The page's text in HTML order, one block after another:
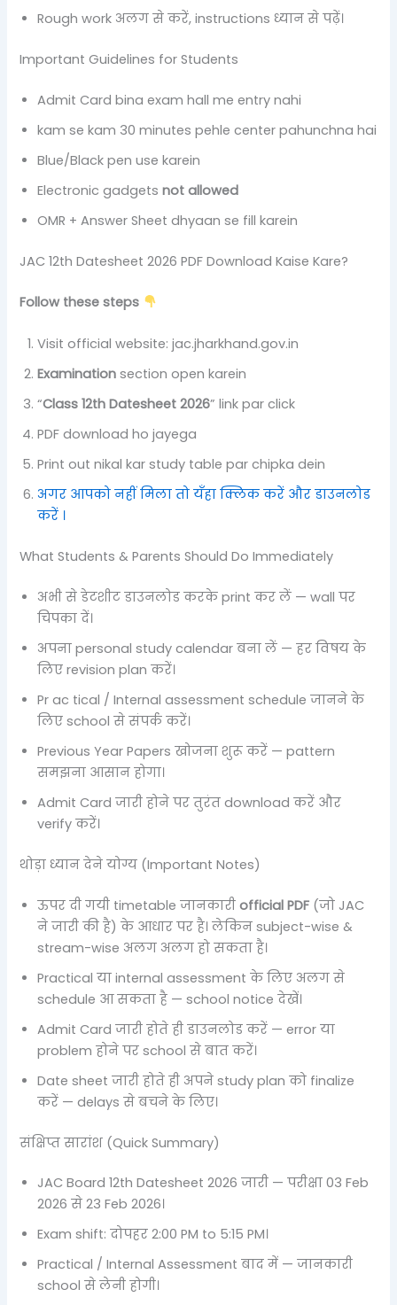
Rough work अलग से करें, instructions ध्यान से पढ़ें।
Important Guidelines for Students
Admit Card bina exam hall me entry nahi
kam se kam 30 minutes pehle center pahunchna hai
Blue/Black pen use karein
Electronic gadgetsnot allowed
OMR + Answer Sheet dhyaan se fill karein
JAC 12th Datesheet 2026 PDF Download Kaise Kare?
Follow these steps
Visit official website: jac.jharkhand.gov.in
Examination section open karein
“Class 12th Datesheet 2026” link par click
PDF download ho jayega
Print out nikal kar study table par chipka dein
अगर आपको नहीं मिला तो यँहा क्लिक करें और डाउनलोड
करें ।
What Students & Parents Should Do Immediately
अभी से डेटशीट डाउनलोड करके print कर लें — wall पर
चिपका दें।
अपना personal study calendar बना लें — हर विषय के
लिए revision plan करें।
Pr ac tical / Internal assessment schedule जानने के
लिए school से संपर्क करें।
Previous Year Papers खोजना शुरू करें — pattern
समझना आसान होगा।
Admit Card जारी होने पर तुरंत download करें और
verify करें।
थोड़ा ध्यान देने योग्य (Important Notes)
ऊपर दी गयी timetable जानकारीofficial PDF (जो JAC
ने जारी की है) के आधार पर है। लेकिन subject-wise &
stream-wise अलग अलग हो सकता है।
Practical या internal assessment के लिए अलग से
schedule आ सकता है — school notice देखें।
Admit Card जारी होते ही डाउनलोड करें — error या
problem होने पर school से बात करें।
Date sheet जारी होते ही अपने study plan को finalize
करें — delays से बचने के लिए।
संक्षिप्त सारांश (Quick Summary)
JAC Board 12th Datesheet 2026 जारी — परीक्षा 03 Feb
2026 से 23 Feb 2026।
Exam shift: दोपहर 2:00 PM to 5:15 PM।
Practical / Internal Assessment बाद में — जानकारी
school से लेनी होगी।